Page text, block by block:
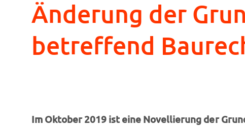
Änderung der
betreffend
Im Oktober 2019 ist eine Novellierung der